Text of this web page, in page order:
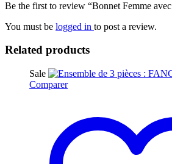
Be the first to review “Bonnet Femme
You must be logged in to post a review.
Related products
Sale
Comparer